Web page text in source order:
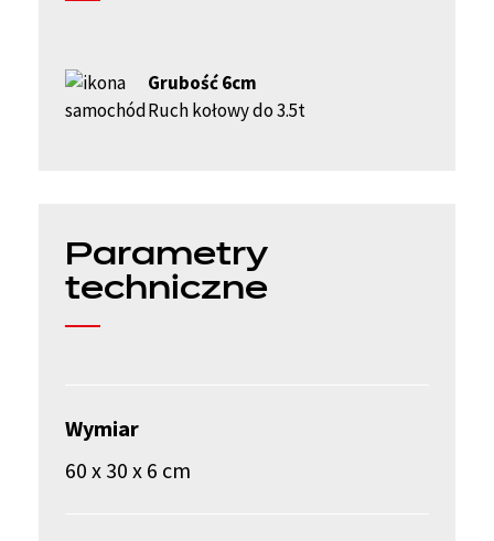
Grubość 6cm
Ruch kołowy do 3.5t
Parametry
techniczne
Wymiar
60 x 30 x 6 cm